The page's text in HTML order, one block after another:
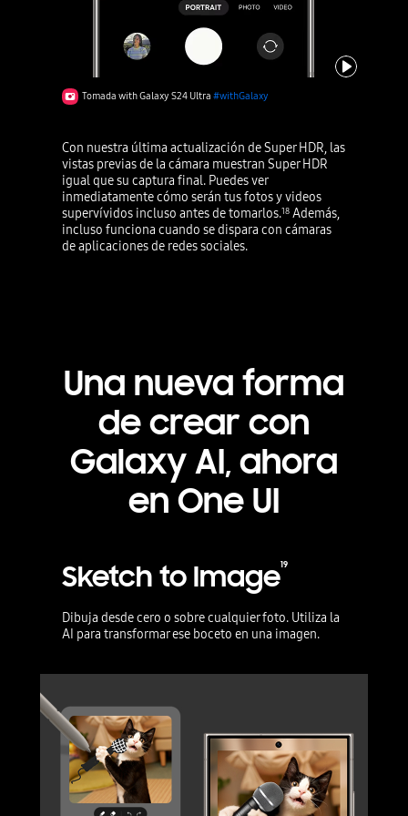
Con nuestra última actualización de Super HDR, las
vistas previas de la cámara muestran Super HDR
igual que su captura final. Puedes ver
inmediatamente cómo serán tus fotos y videos
supervívidos incluso antes de tomarlos.18 Además,
incluso funciona cuando se dispara con cámaras
de aplicaciones de redes sociales.
Tomada with Galaxy S24 Ultra #withGalaxy
Una nueva forma
de crear con
Galaxy AI, ahora
en One UI
Sketch to Image19
Dibuja desde cero o sobre cualquier foto. Utiliza la
AI para transformar ese boceto en una imagen.